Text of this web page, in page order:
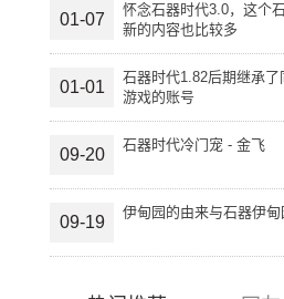
01-07
怀念石器时代3.0，这个
新的内容也比较多
01-01
石器时代1.82后期继承了
游戏的账号
09-20
石器时代冷门宠 - 金飞
09-19
伊甸园的由来与石器伊甸